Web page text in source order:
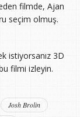
filmde, Ajan
seçim olmuş.
istiyorsanız 3D
filmi izleyin.
Josh Brolin